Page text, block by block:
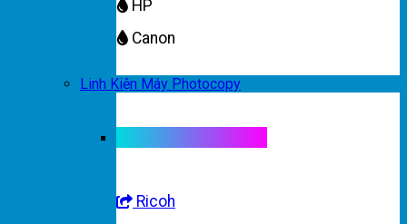
HP
Canon
Linh Kiện Máy Photocopy
Ricoh